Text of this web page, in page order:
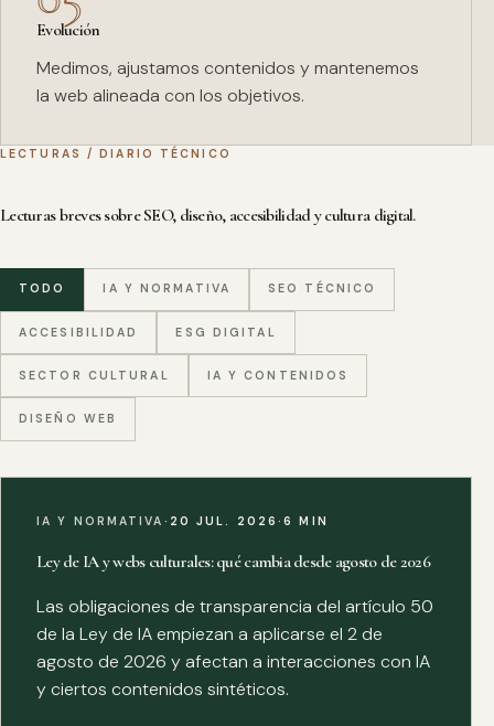
Evolución
Medimos, ajustamos contenidos y mantenemos
la web alineada con los objetivos.
LECTURAS / DIARIO TÉCNICO
Lecturas breves sobre SEO, diseño, accesibilidad y cultura digital.
TODO IA Y NORMATIVA SEO TÉCNICO
ACCESIBILIDAD ESG DIGITAL
SECTOR CULTURAL IA Y CONTENIDOS
DISEÑO WEB
IA Y NORMATIVA · 20 JUL. 2026·6 MIN
Ley de IA y webs culturales: qué cambia desde agosto de 2026
Las obligaciones de transparencia del artículo 50
de la Ley de IA empiezan a aplicarse el 2 de
agosto de 2026 y afectan a interacciones con IA
y ciertos contenidos sintéticos.